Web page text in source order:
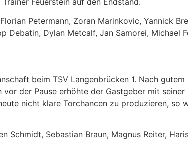
Feuerstein auf den Endstand.
Petermann, Zoran Marinkovic, Yannick
Debatin, Dylan Metcalf, Jan Samorei, Michael
beim TSV Langenbrücken 1. Nach
vor der Pause erhöhte der Gastgeber mit
nicht klare Torchancen zu produzieren, so
Schmidt, Sebastian Braun, Magnus Reiter,